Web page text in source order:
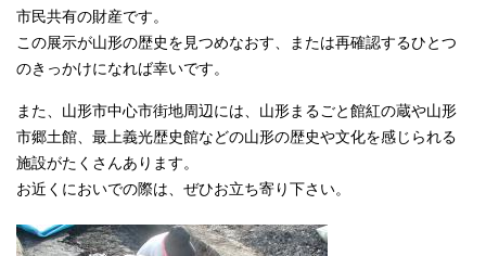
市民共有の財産です。
この展示が山形の歴史を見つめなおす、または再確認するひとつ
のきっかけになれば幸いです。
また、山形市中心市街地周辺には、山形まるごと館紅の蔵や山形
市郷土館、最上義光歴史館などの山形の歴史や文化を感じられる
施設がたくさんあります。
お近くにおいでの際は、ぜひお立ち寄り下さい。